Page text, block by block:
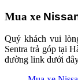
Mua xe
Quý khách vui
Sentra trả góp tại
đường link dưới